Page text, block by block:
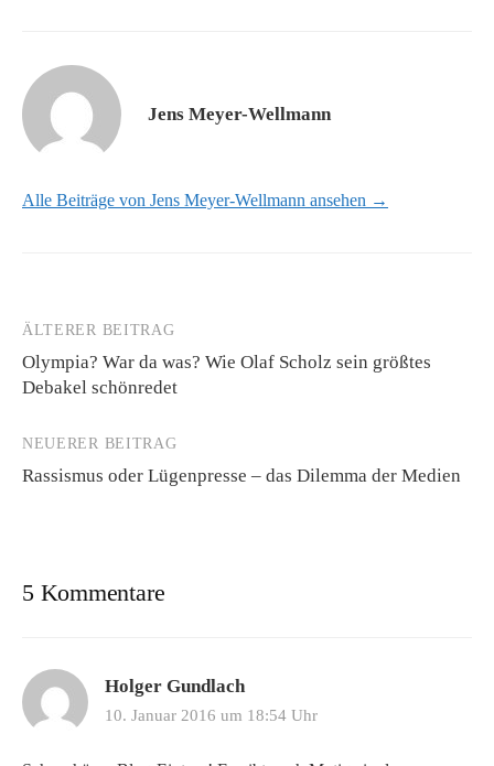
Jens Meyer-Wellmann
Alle Beiträge von Jens Meyer-Wellmann ansehen →
Beitrags-
Navigation
ÄLTERER BEITRAG
Olympia? War da was? Wie Olaf Scholz sein größtes
Debakel schönredet
NEUERER BEITRAG
Rassismus oder Lügenpresse – das Dilemma der Medien
5 Kommentare
Holger Gundlach
10. Januar 2016 um 18:54 Uhr